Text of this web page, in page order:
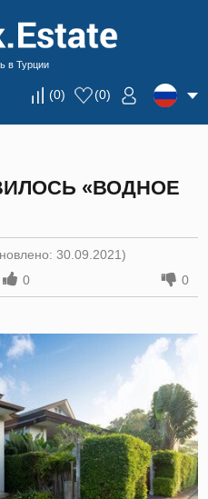
в Турции
(0) (0)
«ВОДНОЕ
30.09.2021)
0 0